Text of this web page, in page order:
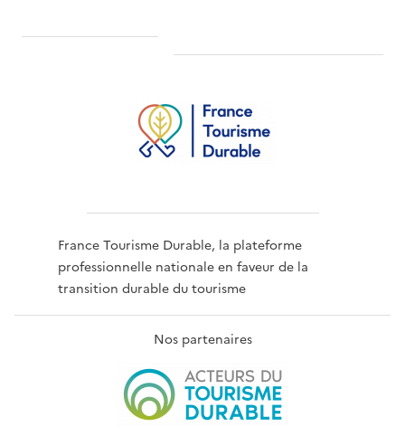
France Tourisme Durable, la plateforme
professionnelle nationale en faveur de la
transition durable du tourisme
Nos partenaires